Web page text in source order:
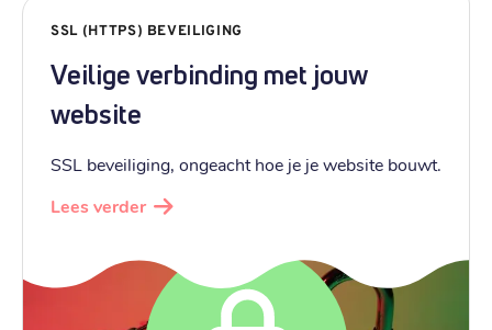
SSL (HTTPS) BEVEILIGING
Veilige verbinding met jouw
website
SSL beveiliging, ongeacht hoe je je website bouwt.
Lees verder